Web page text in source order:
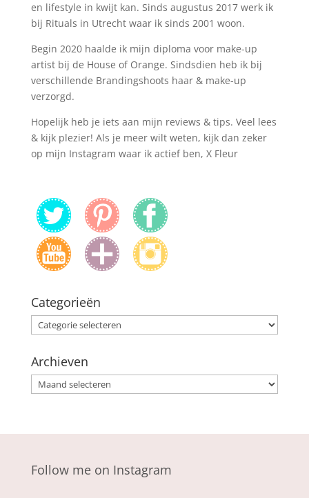
en lifestyle in kwijt kan. Sinds augustus 2017 werk ik
bij Rituals in Utrecht waar ik sinds 2001 woon.
Begin 2020 haalde ik mijn diploma voor make-up
artist bij de House of Orange. Sindsdien heb ik bij
verschillende Brandingshoots haar & make-up
verzorgd.
Hopelijk heb je iets aan mijn reviews & tips. Veel lees
& kijk plezier! Als je meer wilt weten, kijk dan zeker
op mijn Instagram waar ik actief ben, X Fleur
Categorieën
Categorieën
Archieven
Archieven
Follow me on Instagram